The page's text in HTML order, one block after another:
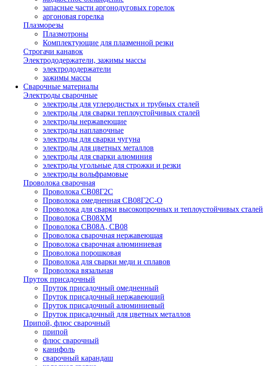
запасные части аргонодуговых горелок
аргоновая горелка
Плазморезы
Плазмотроны
Комплектующие для плазменной резки
Строгачи канавок
Электрододержатели, зажимы массы
электрододержатели
зажимы массы
Сварочные материалы
Электроды сварочные
электроды для углеродистых и трубных сталей
электроды для сварки теплоустойчивых сталей
электроды нержавеющие
электроды наплавочные
электроды для сварки чугуна
электроды для цветных металлов
электроды для сварки алюминия
электроды угольные для строжки и резки
электроды вольфрамовые
Проволока сварочная
Проволока СВ08Г2С
Проволока омедненная СВ08Г2С-О
Проволока для сварки высокопрочных и теплоустойчивых сталей
Проволока СВ08ХМ
Проволока СВ08А, СВ08
Проволока сварочная нержавеющая
Проволока сварочная алюминиевая
Проволока порошковая
Проволока для сварки меди и сплавов
Проволока вязальная
Пруток присадочный
Пруток присадочный омедненный
Пруток присадочный нержавеющий
Пруток присадочный алюминиевый
Пруток присадочный для цветных металлов
Припой, флюс сварочный
припой
флюс сварочный
канифоль
сварочный карандаш